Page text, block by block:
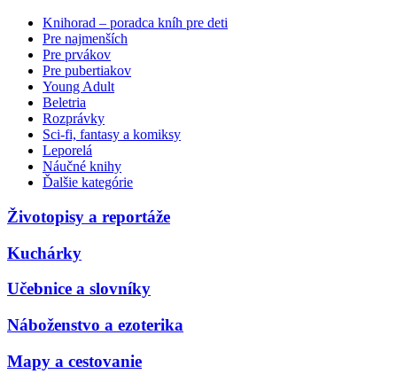
Knihorad – poradca kníh pre deti
Pre najmenších
Pre prvákov
Pre pubertiakov
Young Adult
Beletria
Rozprávky
Sci-fi, fantasy a komiksy
Leporelá
Náučné knihy
Ďalšie kategórie
Životopisy a reportáže
Kuchárky
Učebnice a slovníky
Náboženstvo a ezoterika
Mapy a cestovanie